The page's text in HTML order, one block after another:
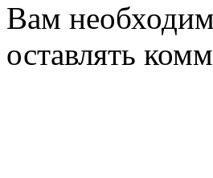
Вам
оставлять